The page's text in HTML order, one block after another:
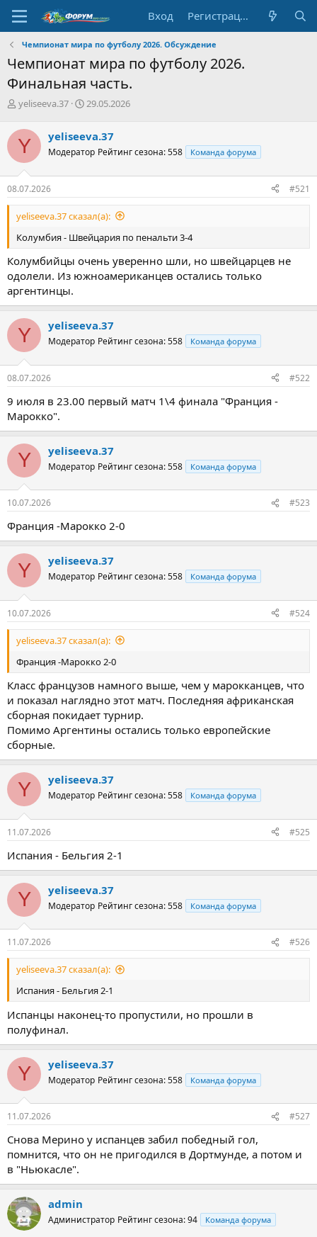
Вход Регистрация
Чемпионат мира по футболу 2026. Обсуждение
Чемпионат мира по футболу 2026.
Финальная часть.
А
т
о
т
е
м
ы
yeliseeva.37
Д
а
н
ч
л
а
29.05.2026
Y yeliseeva.37
Модератор Рейтинг сезона: 558 Команда форума
08.07.2026 #521
yeliseeva.37 сказал(а):
Колумбия - Швейцария по пенальти 3-4
Колумбийцы очень уверенно шли, но швейцарцев не
одолели. Из южноамериканцев остались только
аргентинцы.
Y yeliseeva.37
Модератор Рейтинг сезона: 558 Команда форума
08.07.2026 #522
9 июля в 23.00 первый матч 1\4 финала "Франция -
Марокко".
Y yeliseeva.37
Модератор Рейтинг сезона: 558 Команда форума
10.07.2026 #523
Франция -Марокко 2-0
Y yeliseeva.37
Модератор Рейтинг сезона: 558 Команда форума
10.07.2026 #524
yeliseeva.37 сказал(а):
Франция -Марокко 2-0
Класс французов намного выше, чем у марокканцев, что
и показал наглядно этот матч. Последняя африканская
сборная покидает турнир.
Помимо Аргентины остались только европейские
сборные.
Y yeliseeva.37
Модератор Рейтинг сезона: 558 Команда форума
11.07.2026 #525
Испания - Бельгия 2-1
Y yeliseeva.37
Модератор Рейтинг сезона: 558 Команда форума
11.07.2026 #526
yeliseeva.37 сказал(а):
Испания - Бельгия 2-1
Испанцы наконец-то пропустили, но прошли в
полуфинал.
Y yeliseeva.37
Модератор Рейтинг сезона: 558 Команда форума
11.07.2026 #527
Снова Мерино у испанцев забил победный гол,
помнится, что он не пригодился в Дортмунде, а потом и
в "Ньюкасле".
admin
Администратор Рейтинг сезона: 94 Команда форума